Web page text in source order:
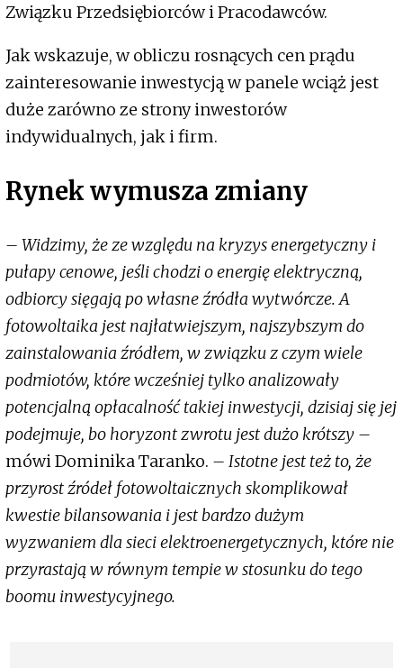
Związku Przedsiębiorców i Pracodawców.
Jak wskazuje, w obliczu rosnących cen prądu
zainteresowanie inwestycją w panele wciąż jest
duże zarówno ze strony inwestorów
indywidualnych, jak i firm.
Rynek wymusza zmiany
– Widzimy, że ze względu na kryzys energetyczny i
pułapy cenowe, jeśli chodzi o energię elektryczną,
odbiorcy sięgają po własne źródła wytwórcze. A
fotowoltaika jest najłatwiejszym, najszybszym do
zainstalowania źródłem, w związku z czym wiele
podmiotów, które wcześniej tylko analizowały
potencjalną opłacalność takiej inwestycji, dzisiaj się jej
podejmuje, bo horyzont zwrotu jest dużo krótszy –
mówi Dominika Taranko. – Istotne jest też to, że
przyrost źródeł fotowoltaicznych skomplikował
kwestie bilansowania i jest bardzo dużym
wyzwaniem dla sieci elektroenergetycznych, które nie
przyrastają w równym tempie w stosunku do tego
boomu inwestycyjnego.